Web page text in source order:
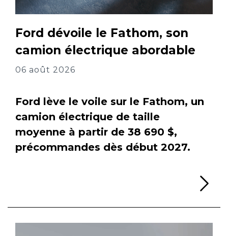
Ford dévoile le Fathom, son
camion électrique abordable
06 août 2026
Ford lève le voile sur le Fathom, un
camion électrique de taille
moyenne à partir de 38 690 $,
précommandes dès début 2027.